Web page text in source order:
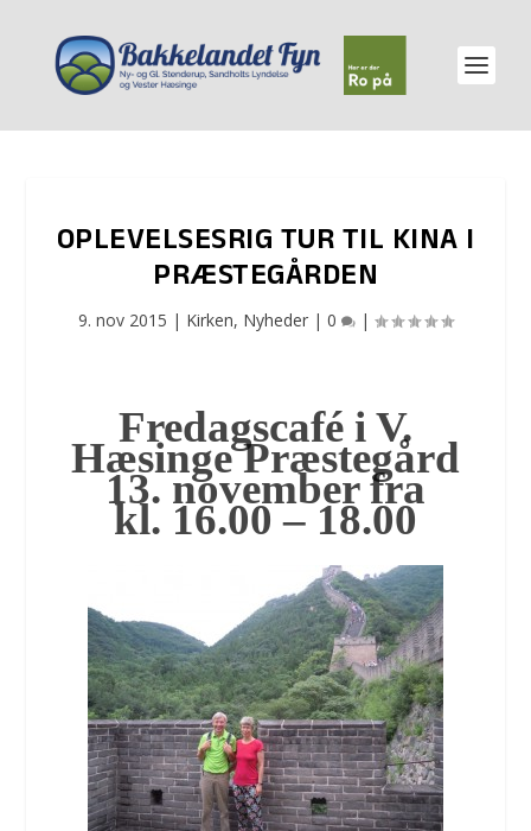
OPLEVELSESRIG TUR TIL KINA I
PRÆSTEGÅRDEN
9. nov 2015 | Kirken, Nyheder | 0 |
Fredagscafé i V.
Hæsinge Præstegård
13. november fra
kl. 16.00 – 18.00